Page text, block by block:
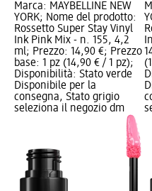
Marca: MAYBELLINE NEW
YORK; Nome del prodotto:
Rossetto Super Stay Vinyl
Ink Pink Mix - n. 155, 4,2
ml; Prezzo: 14,90 €; Prezzo
base: 1 pz (14,90 € / 1 pz);
Disponibilità: Stato verde
Disponibile per la
consegna, Stato grigio
seleziona il negozio dm